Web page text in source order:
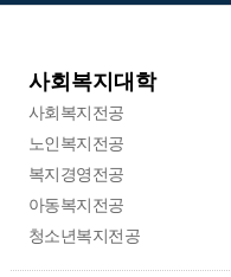
사회복지대학
사회복지전공
노인복지전공
복지경영전공
아동복지전공
청소년복지전공